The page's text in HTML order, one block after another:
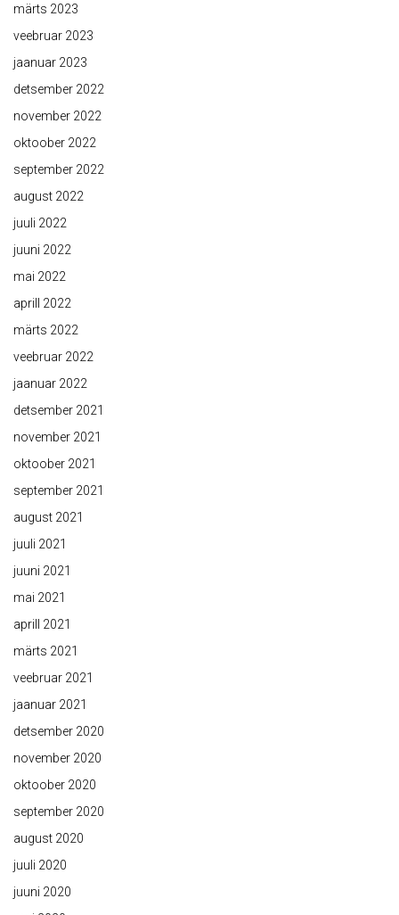
märts 2023
veebruar 2023
jaanuar 2023
detsember 2022
november 2022
oktoober 2022
september 2022
august 2022
juuli 2022
juuni 2022
mai 2022
aprill 2022
märts 2022
veebruar 2022
jaanuar 2022
detsember 2021
november 2021
oktoober 2021
september 2021
august 2021
juuli 2021
juuni 2021
mai 2021
aprill 2021
märts 2021
veebruar 2021
jaanuar 2021
detsember 2020
november 2020
oktoober 2020
september 2020
august 2020
juuli 2020
juuni 2020